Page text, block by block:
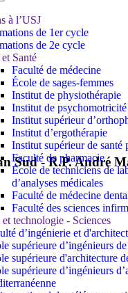
à l’USJ
de 1er cycle
de 2e cycle
Santé
Faculté de médecine
École de sages-femmes
Institut de physiothérapie
Institut de psychomotricité
Institut supérieur
Institut d’ergothérapie
Institut supérieur de santé
Faculté de pharmacie
École de techniciens de
d’analyses médicales
Faculté de médecine
Faculté des sciences
technologie - Sciences
d’ingénierie et
supérieure d’ingénieurs
supérieure d'architecture
supérieure d’ingénieurs
Sud - R.P. André